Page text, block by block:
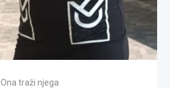
Ona traži njega